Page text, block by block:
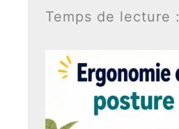
Temps de lecture :